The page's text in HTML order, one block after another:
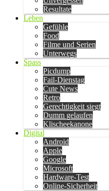
Resultate
Leben
Gefühle
Food
Filme und Serien
Unterwegs
Spass
Picdump
Fail-Dienstag
Cute News
Retro
Gerechtigkeit siegt
Dumm gelaufen
Klischeekanone
Digital
Android
Apple
Google
Microsoft
Hardware-Test
Online-Sicherheit